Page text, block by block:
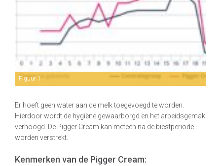
Figuur 1
Er hoeft geen water aan de melk toegevoegd te worden.
Hierdoor wordt de hygiëne gewaarborgd en het arbeidsgemak
verhoogd. De Pigger Cream kan meteen na de biestperiode
worden verstrekt.
Kenmerken van de Pigger Cream: